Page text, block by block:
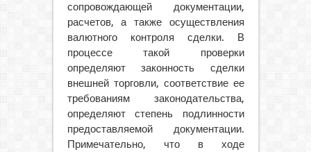
сопровождающей документации,
расчетов, а также осуществления
валютного контроля сделки. В
процессе такой проверки
определяют законность сделки
внешней торговли, соответствие ее
требованиям законодательства,
определяют степень подлинности
предоставляемой документации.
Примечательно, что в ходе